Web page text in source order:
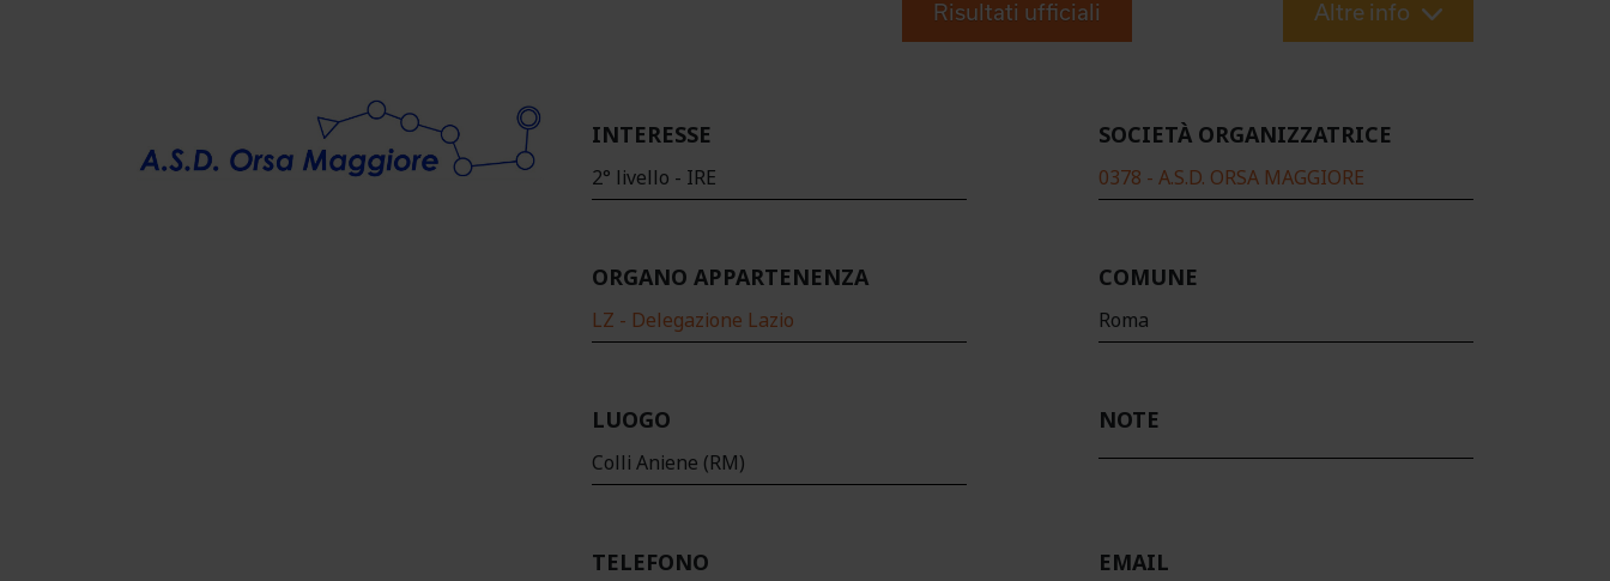
Risultati ufficiali Altre info
INTERESSE
2° livello - IRE
SOCIETÀ ORGANIZZATRICE
0378 - A.S.D. ORSA MAGGIORE
ORGANO APPARTENENZA
LZ - Delegazione Lazio
COMUNE
Roma
LUOGO
Colli Aniene (RM)
NOTE
TELEFONO EMAIL